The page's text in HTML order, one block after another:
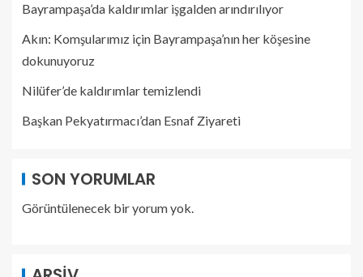
Bayrampaşa’da kaldırımlar işgalden arındırılıyor
Akın: Komşularımız için Bayrampaşa’nın her köşesine
dokunuyoruz
Nilüfer’de kaldırımlar temizlendi
Başkan Pekyatırmacı’dan Esnaf Ziyareti
SON YORUMLAR
Görüntülenecek bir yorum yok.